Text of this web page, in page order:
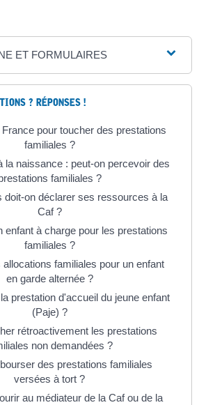
ET FORMULAIRES
? RÉPONSES !
pour toucher des prestations
familiales ?
la naissance : peut-on percevoir des
familiales ?
doit-on déclarer ses ressources à la
Caf ?
enfant à charge pour les prestations
familiales ?
familiales pour un enfant
en garde alternée ?
prestation d'accueil du jeune enfant
(Paje) ?
rétroactivement les prestations
non demandées ?
des prestations familiales
versées à tort ?
au médiateur de la Caf ou de la